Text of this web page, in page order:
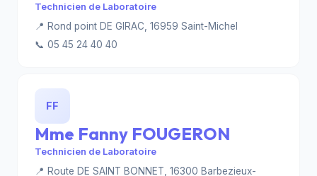
Technicien de Laboratoire
📍 Rond point DE GIRAC, 16959 Saint-Michel
📞 05 45 24 40 40
FF
Mme Fanny FOUGERON
Technicien de Laboratoire
📍 Route DE SAINT BONNET, 16300 Barbezieux-